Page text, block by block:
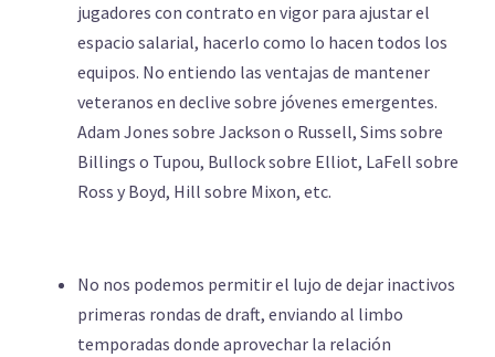
jugadores con contrato en vigor para ajustar el
espacio salarial, hacerlo como lo hacen todos los
equipos. No entiendo las ventajas de mantener
veteranos en declive sobre jóvenes emergentes.
Adam Jones sobre Jackson o Russell, Sims sobre
Billings o Tupou, Bullock sobre Elliot, LaFell sobre
Ross y Boyd, Hill sobre Mixon, etc.
No nos podemos permitir el lujo de dejar inactivos
primeras rondas de draft, enviando al limbo
temporadas donde aprovechar la relación